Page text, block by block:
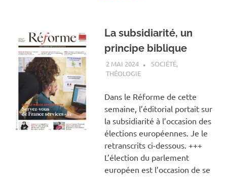
La subsidiarité, un
principe biblique
2 MAI 2024 ANTOINE NOUIS
SOCIÉTÉ,
THÉOLOGIE
Dans le Réforme de cette
semaine, l’éditorial portait sur
la subsidiarité à l’occasion des
élections européennes. Je le
retranscrits ci-dessous. +++
L’élection du parlement
européen est l’occasion de se